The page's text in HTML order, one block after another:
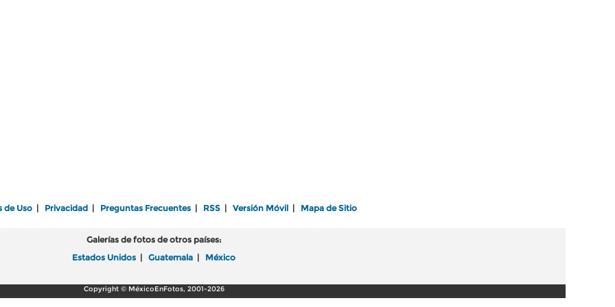
de Uso Privacidad Preguntas Frecuentes RSS Versión Móvil Mapa de Sitio
Galerías de fotos de otros países:
Estados Unidos
Guatemala México
Copyright © MéxicoEnFotos, 2001-2026